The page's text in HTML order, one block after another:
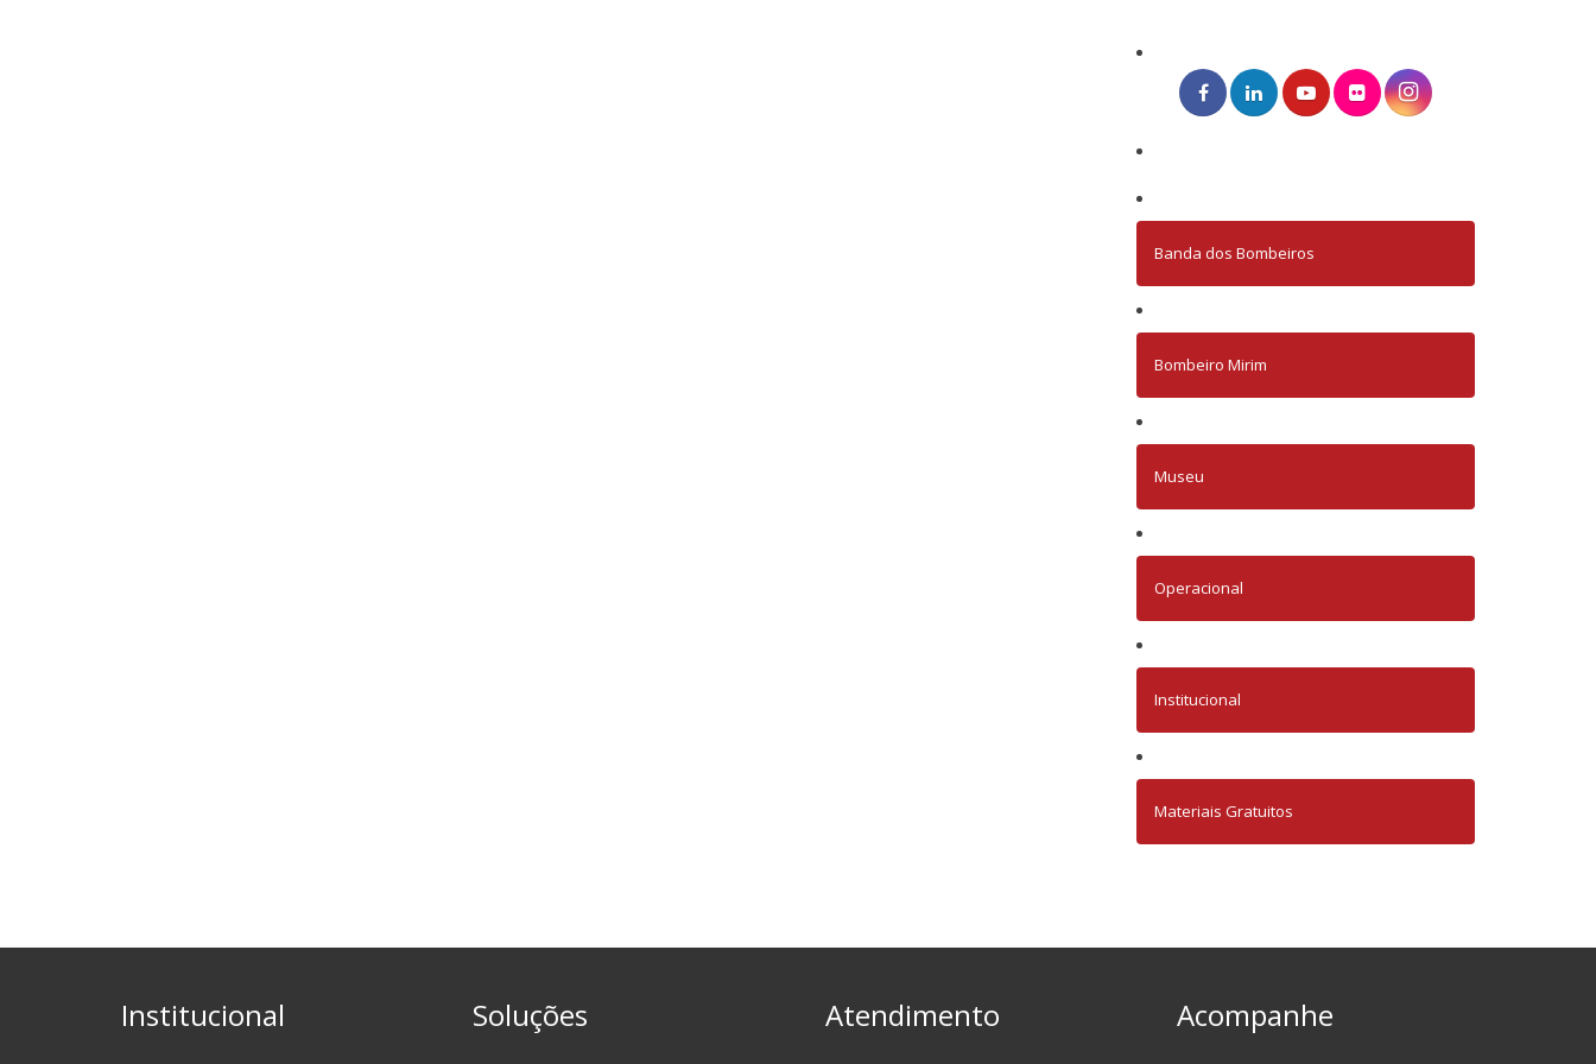
Banda dos Bombeiros
Bombeiro Mirim
Museu
Operacional
Institucional
Materiais Gratuitos
Institucional Soluções Atendimento Acompanhe